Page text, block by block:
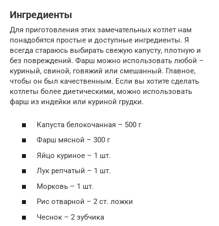
Ингредиенты
Для приготовления этих замечательных котлет нам
понадобятся простые и доступные ингредиенты. Я
всегда стараюсь выбирать свежую капусту, плотную и
без повреждений. Фарш можно использовать любой –
куриный, свиной, говяжий или смешанный. Главное,
чтобы он был качественным. Если вы хотите сделать
котлеты более диетическими, можно использовать
фарш из индейки или куриной грудки.
Капуста белокочанная – 500 г
Фарш мясной – 300 г
Яйцо куриное – 1 шт.
Лук репчатый – 1 шт.
Морковь – 1 шт.
Рис отварной – 2 ст. ложки
Чеснок – 2 зубчика